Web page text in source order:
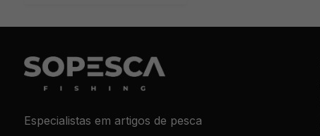
Especialistas em artigos de pesca